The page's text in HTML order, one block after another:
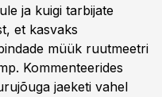
ja kuigi tarbijate
et kasvaks
müük ruutmeetri
Kommenteerides
jaeketi vahel